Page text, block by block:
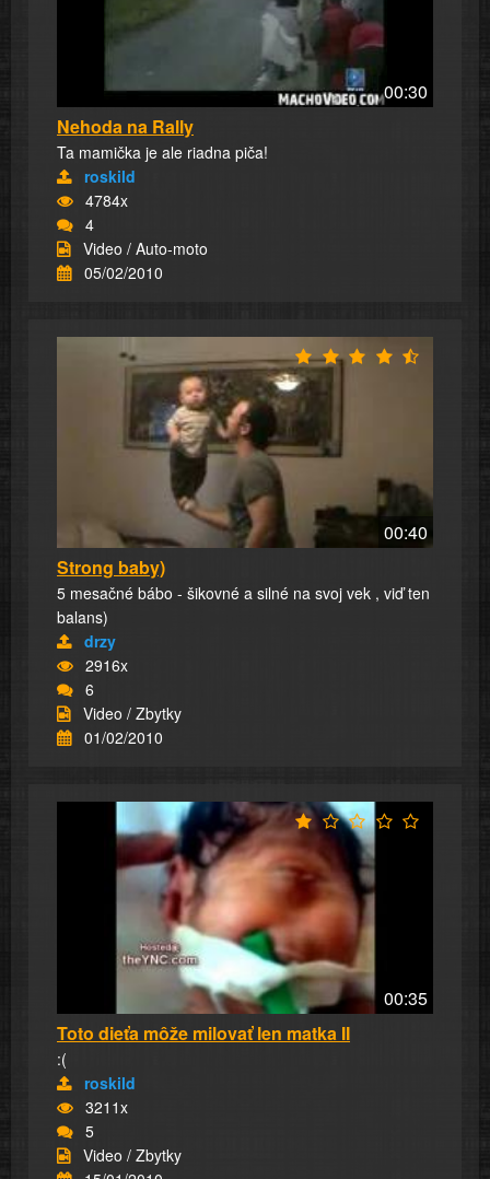
00:30
Nehoda na Rally
Ta mamička je ale riadna piča!
roskild
4784x
4
Video / Auto-moto
05/02/2010
00:40
Strong baby)
5 mesačné bábo - šikovné a silné na svoj vek , viď ten
balans)
drzy
2916x
6
Video / Zbytky
01/02/2010
00:35
Toto dieťa môže milovať len matka II
:(
roskild
3211x
5
Video / Zbytky